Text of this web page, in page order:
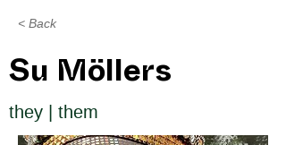
< Back
Su Möllers
they | them